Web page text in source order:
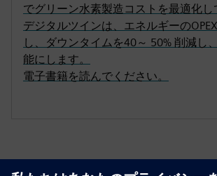
でグリーン水素製造コストを最適化し
デジタルツインは、エネルギーの
し、ダウンタイムを40～ 50% 削減し
能にします。
電子書籍を読んでください。